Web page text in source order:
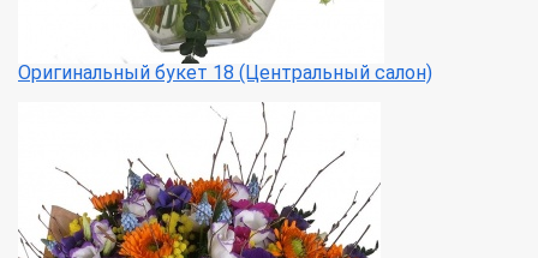
Оригинальный букет 18 (Центральный салон)